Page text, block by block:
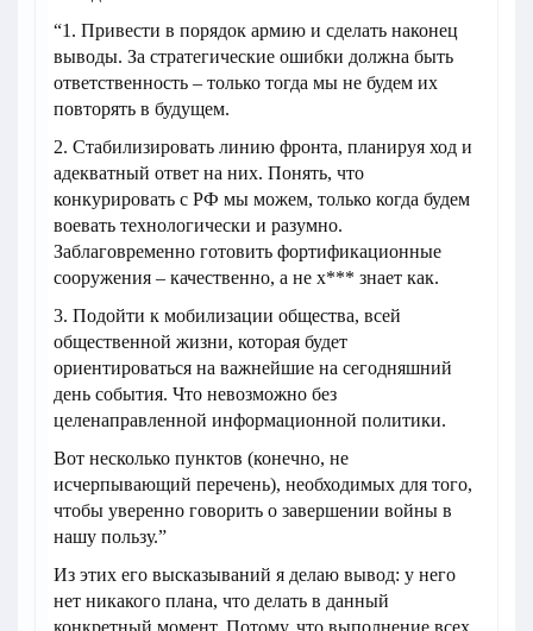
“1. Привести в порядок армию и сделать наконец
выводы. За стратегические ошибки должна быть
ответственность – только тогда мы не будем их
повторять в будущем.
2. Стабилизировать линию фронта, планируя ход и
адекватный ответ на них. Понять, что
конкурировать с РФ мы можем, только когда будем
воевать технологически и разумно.
Заблаговременно готовить фортификационные
сооружения – качественно, а не х*** знает как.
3. Подойти к мобилизации общества, всей
общественной жизни, которая будет
ориентироваться на важнейшие на сегодняшний
день события. Что невозможно без
целенаправленной информационной политики.
Вот несколько пунктов (конечно, не
исчерпывающий перечень), необходимых для того,
чтобы уверенно говорить о завершении войны в
нашу пользу.”
Из этих его высказываний я делаю вывод: у него
нет никакого плана, что делать в данный